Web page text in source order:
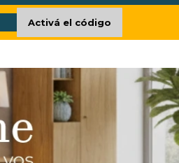
Activá el código